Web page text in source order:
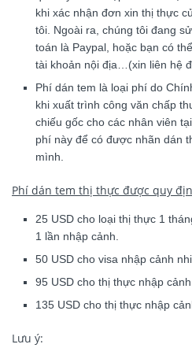
khi xác nhận đơn xin thị thực
tôi. Ngoài ra, chúng tôi đang
toán là Paypal, hoặc bạn có
tài khoản nội địa…(xin liên hệ
Phí dán tem là loại phí do
khi xuất trình công văn chấp
chiếu gốc cho các nhân viên
phí này để có được nhãn dán
mình.
Phí dán tem thị thực được quy
25 USD cho loại thị thực 1
1 lần nhập cảnh.
50 USD cho visa nhập cảnh
95 USD cho thị thực nhập
135 USD cho thị thực nhập
Lưu ý: